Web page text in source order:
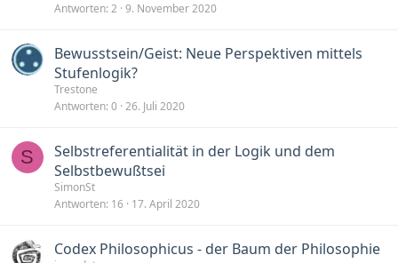
Antworten 2 9. November 2020
Bewusstsein/Geist: Neue Perspektiven mittels
Stufenlogik?
Trestone
Antworten 0 26. Juli 2020
S
Selbstreferentialität in der Logik und dem
Selbstbewußtsei
SimonSt
Antworten 16 17. April 2020
Codex Philosophicus - der Baum der Philosophie